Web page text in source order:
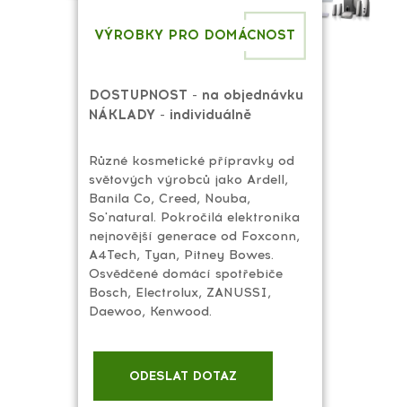
VÝROBKY PRO DOMÁCNOST
Různé kosmetické přípravky od
světových výrobců jako Ardell,
Banila Co, Creed, Nouba,
So'natural. Pokročilá elektronika
nejnovější generace od Foxconn,
A4Tech, Tyan, Pitney Bowes.
Osvědčené domácí spotřebiče
Bosch, Electrolux, ZANUSSI,
Daewoo, Kenwood.
DOSTUPNOST - na objednávku
NÁKLADY - individuálně
ODESLAT DOTAZ